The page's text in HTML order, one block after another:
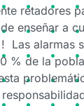
retadores
enseñar a
alarmas
de la